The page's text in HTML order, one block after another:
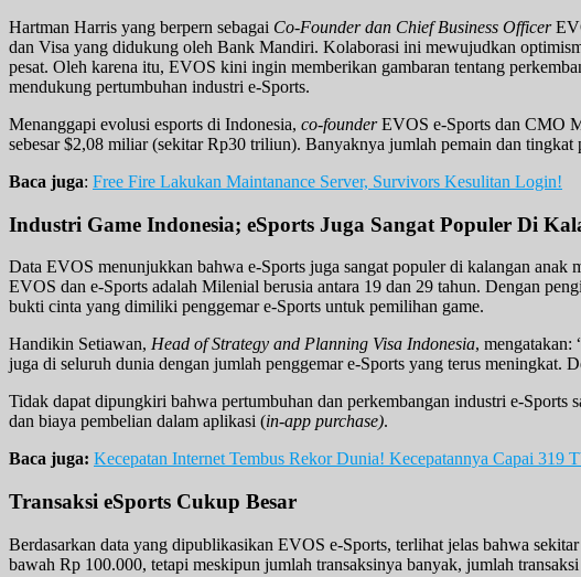
Hartman Harris yang berpern sebagai Co-Founder dan Chief Business Officer
dan Visa yang didukung oleh Bank Mandiri. Kolaborasi ini mewujudkan
pesat. Oleh karena itu, EVOS kini ingin memberikan gambaran tentang
mendukung pertumbuhan industri e-Sports.
Menanggapi evolusi esports di Indonesia, co-founderEVOS e-Sports dan CMO
sebesar $2,08 miliar (sekitar Rp30 triliun). Banyaknya jumlah pemain dan
Baca juga: Free Fire Lakukan Maintanance Server, Survivors Kesulitan Login!
Industri Game Indonesia; eSports Juga Sangat Populer Di
Data EVOS menunjukkan bahwa e-Sports juga sangat populer di kalangan anak
EVOS dan e-Sports adalah Milenial berusia antara 19 dan 29 tahun. Dengan
bukti cinta yang dimiliki penggemar e-Sports untuk pemilihan game.
Handikin Setiawan, Head of Strategy and Planning Visa Indonesia, mengatakan:
juga di seluruh dunia dengan jumlah penggemar e-Sports yang terus meningkat.
Tidak dapat dipungkiri bahwa pertumbuhan dan perkembangan industri e-
dan biaya pembelian dalam aplikasi (in-app purchase).
Baca juga: Kecepatan Internet Tembus Rekor Dunia! Kecepatannya Capai 319
Transaksi eSports Cukup Besar
Berdasarkan data yang dipublikasikan EVOS e-Sports, terlihat jelas bahwa
bawah Rp 100.000, tetapi meskipun jumlah transaksinya banyak, jumlah